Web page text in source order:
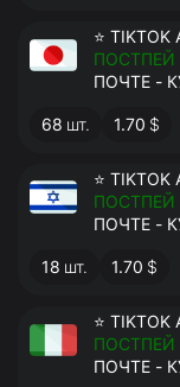
⭐
ПОСТПЕЙ
ПОЧТЕ -
68 шт. 1.70 $
⭐
ПОСТПЕЙ
ПОЧТЕ -
18 шт. 1.70 $
⭐
ПОСТПЕЙ
ПОЧТЕ -